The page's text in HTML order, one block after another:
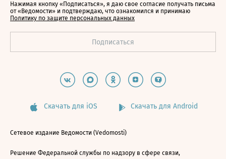
Нажимая кнопку «Подписаться», я даю свое согласие получать письма
от «Ведомости» и подтверждаю, что ознакомился и принимаю
Политику по защите персональных данных
Скачать для iOS Скачать для Android
Сетевое издание Ведомости (Vedomosti)
Решение Федеральной службы по надзору в сфере связи,